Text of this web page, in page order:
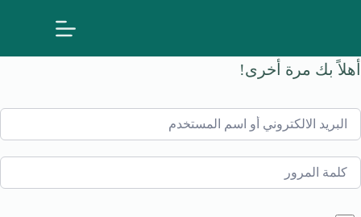
أهلاً بك مرة أخرى!